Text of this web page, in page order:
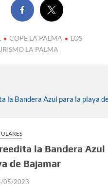
COPE LA PALMA
LOS
LA PALMA
la Bandera Azul
de Bajamar
05/2023